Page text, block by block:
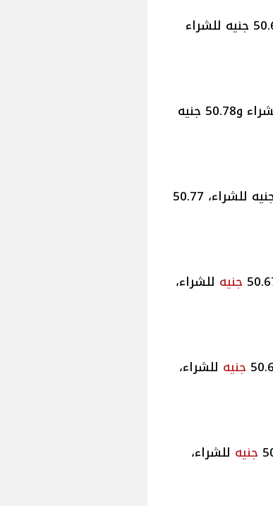
سعر الدولار أمام الجنيه المصري في البنك الأهلي المصري: 50.68 جنيه للشراء
سعر الدولار مقابل الجنيه المصري في بنك مصر: 50.68 جنيه للشراء و50.78 جنيه
سعر الدولار في بنك الإسكندرية مقابل الجنيه المصري: 50.67 جنيه للشراء، 50.77
جنيه للشراء،
جنيه للشراء،
جنيه للشراء،